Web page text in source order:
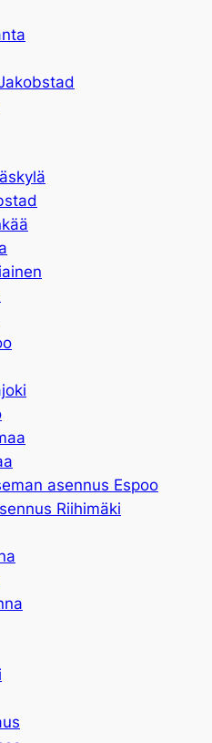
asennus Espoo
Riihimäki